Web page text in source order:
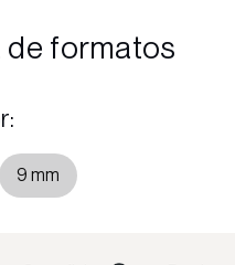
de formatos
:
9 mm